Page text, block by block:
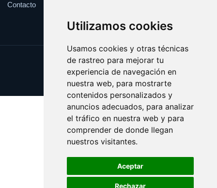
Utilizamos cookies
Usamos cookies y otras técnicas
de rastreo para mejorar tu
experiencia de navegación en
nuestra web, para mostrarte
contenidos personalizados y
anuncios adecuados, para analizar
el tráfico en nuestra web y para
comprender de donde llegan
nuestros visitantes.
Aceptar
Rechazar
Contacto
Update cookies preferences
Copyright © 2025 bobina.es